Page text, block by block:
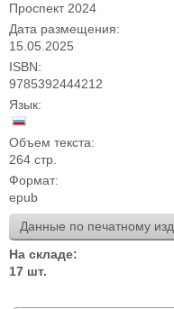
Проспект 2024
Дата размещения:
15.05.2025
ISBN:
9785392444212
Язык:
Объем текста:
264 стр.
Формат:
epub
Данные по печатному
На складе:
17 шт.